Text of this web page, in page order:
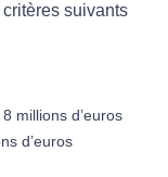
suivants
millions d’euros
d’euros